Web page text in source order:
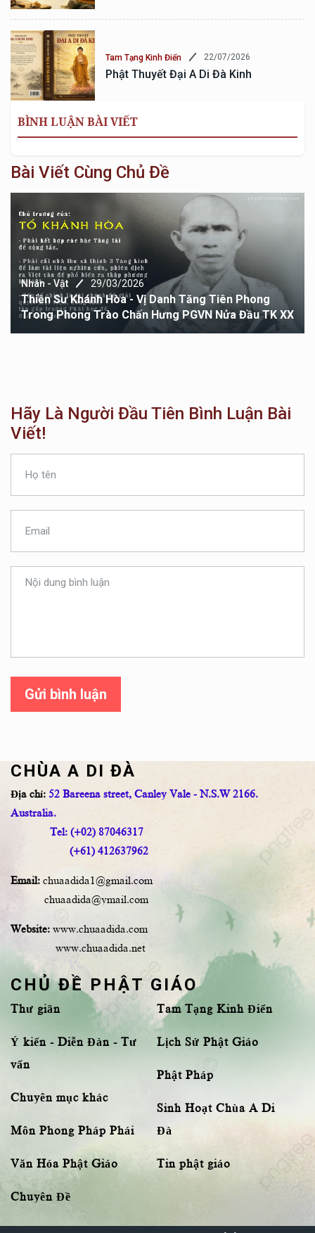
Tam Tạng Kinh Điển 22/07/2026
Phật Thuyết Đại A Di Đà Kinh
BÌNH LUẬN BÀI VIẾT
Bài Viết Cùng Chủ Đề
Nhân - Vật 29/03/2026
Thiền Sư Khánh Hòa - Vị Danh Tăng Tiên Phong
Trong Phong Trào Chấn Hưng PGVN Nửa Đầu TK XX
Hãy Là Người Đầu Tiên Bình Luận Bài
Viết!
Gửi bình luận
CHÙA A DI ĐÀ
Địa chỉ: 52 Bareena street, Canley Vale - N.S.W 2166.
Australia.
Tel: (+02) 87046317
(+61) 412637962
Email: chuaadida1@gmail.com
chuaadida@ymail.com
Website: www.chuaadida.com
www.chuaadida.net
CHỦ ĐỀ PHẬT GIÁO
Thư giãn
Ý kiến - Diễn Đàn - Tư
vấn
Chuyên mục khác
Môn Phong Pháp Phái
Văn Hóa Phật Giáo
Chuyên Đề
Tam Tạng Kinh Điển
Lịch Sử Phật Giáo
Phật Pháp
Sinh Hoạt Chùa A Di
Đà
Tin phật giáo